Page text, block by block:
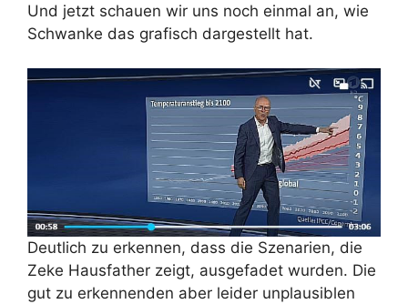
Und jetzt schauen wir uns noch einmal an, wie
Schwanke das grafisch dargestellt hat.
Deutlich zu erkennen, dass die Szenarien, die
Zeke Hausfather zeigt, ausgefadet wurden. Die
gut zu erkennenden aber leider unplausiblen